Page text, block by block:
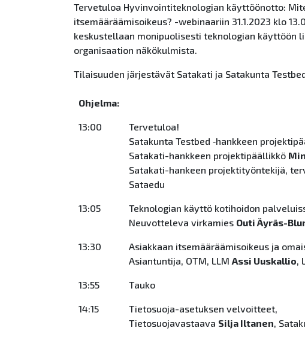
Tervetuloa Hyvinvointiteknologian käyttöönotto:
itsemääräämisoikeus? -webinaariin 31.1.2023 klo
keskustellaan monipuolisesti teknologian käyttöön
organisaation näkökulmista.
Tilaisuuden järjestävät Satakati ja Satakunta
Ohjelma:
13:00
Tervetuloa!
Satakunta Testbed ‑hankkeen
Satakati-hankkeen projektipäällikkö
Satakati-hankeen projektityöntekijä,
Sataedu
13:05
Teknologian käyttö kotihoidon
Neuvotteleva virkamies Outi Äyräs-
13:30
Asiakkaan itsemääräämisoikeus ja
Asiantuntija, OTM, LLM Assi Uuskallio
13:55 Tauko
14:15
Tietosuoja-asetuksen velvoitteet,
Tietosuojavastaava Silja Iltanen ,